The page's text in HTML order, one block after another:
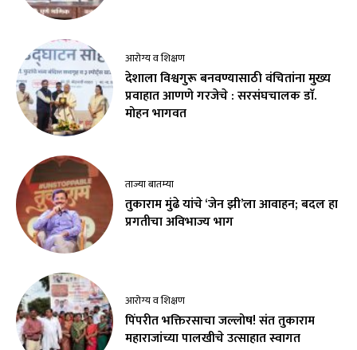
आरोग्य व शिक्षण
देशाला विश्वगुरू बनवण्यासाठी वंचितांना मुख्य
प्रवाहात आणणे गरजेचे : सरसंघचालक डाॅ.
मोहन भागवत
ताज्या बातम्या
तुकाराम मुंढे यांचे ‘जेन झी’ला आवाहन; बदल हा
प्रगतीचा अविभाज्य भाग
आरोग्य व शिक्षण
पिंपरीत भक्तिरसाचा जल्लोष! संत तुकाराम
महाराजांच्या पालखीचे उत्साहात स्वागत